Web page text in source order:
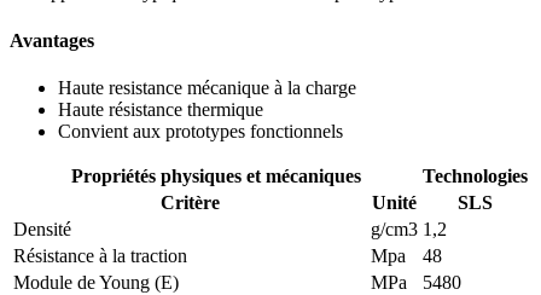
Avantages
Haute resistance mécanique à la charge
Haute résistance thermique
Convient aux prototypes fonctionnels
Propriétés physiques et mécaniques
Technologies
Critère
Unité
SLS
Densité
g/cm3 1,2
Résistance à la traction
Mpa
48
Module de Young (E)
MPa
5480